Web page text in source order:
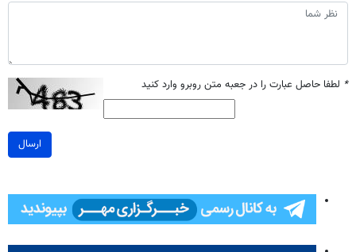
* لطفا حاصل عبارت را در جعبه متن روبرو وارد کنید
ارسال